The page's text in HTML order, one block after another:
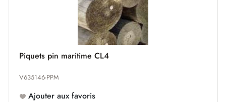
Piquets pin maritime CL4
V635146-PPM
Ajouter aux favoris